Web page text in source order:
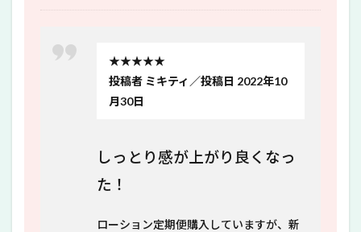
★★★★★
投稿者 ミキティ／投稿日 2022年10
月30日
しっとり感が上がり良くなっ
た！
ローション定期便購入していますが、新